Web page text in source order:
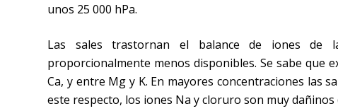
unos 25 000 hPa.
Las sales trastornan el balance de iones de
proporcionalmente menos disponibles. Se sabe que
Ca, y entre Mg y K. En mayores concentraciones las
este respecto, los iones Na y cloruro son muy